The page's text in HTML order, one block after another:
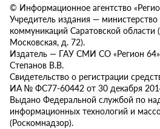
© Информационное агентство
Учредитель издания —
коммуникаций Саратовской области
Московская, д. 72).
Издатель — ГАУ СМИ СО «Регион
Степанов В.В.
Свидетельство о регистрации
ИА № ФС77-60442 от 30 декабря
Выдано Федеральной службой по
информационных технологий и
(Роскомнадзор).